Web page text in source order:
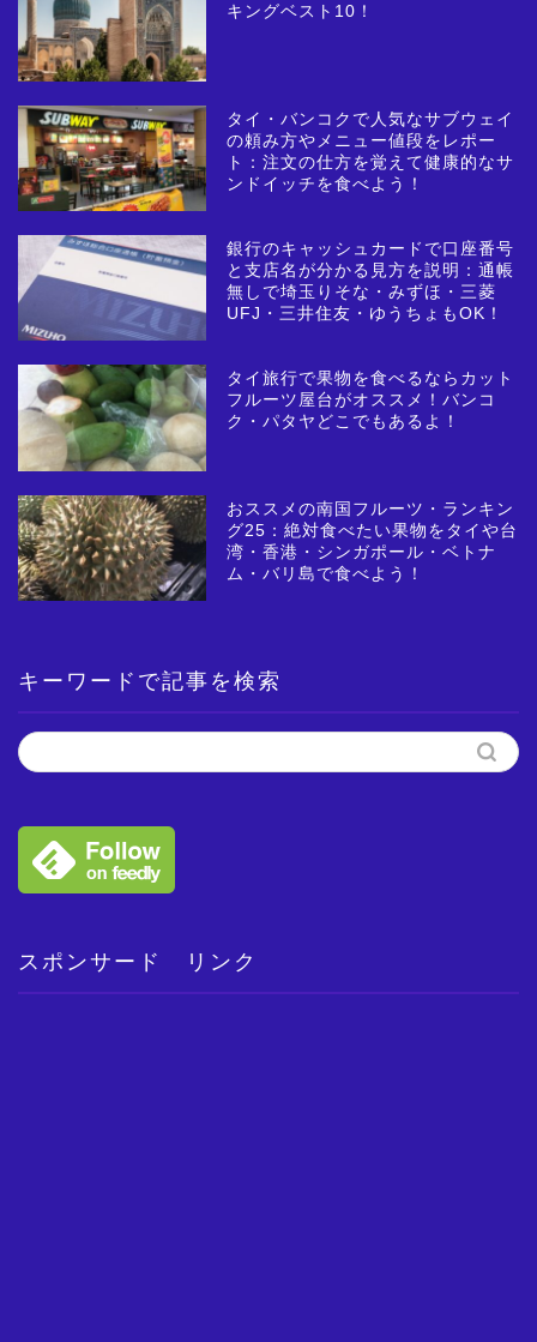
キングベスト10！
タイ・バンコクで人気なサブウェイ
の頼み方やメニュー値段をレポー
ト：注文の仕方を覚えて健康的なサ
ンドイッチを食べよう！
銀行のキャッシュカードで口座番号
と支店名が分かる見方を説明：通帳
無しで埼玉りそな・みずほ・三菱
UFJ・三井住友・ゆうちょもOK！
タイ旅行で果物を食べるならカット
フルーツ屋台がオススメ！バンコ
ク・パタヤどこでもあるよ！
おススメの南国フルーツ・ランキン
グ25：絶対食べたい果物をタイや台
湾・香港・シンガポール・ベトナ
ム・バリ島で食べよう！
キーワードで記事を検索
スポンサード リンク